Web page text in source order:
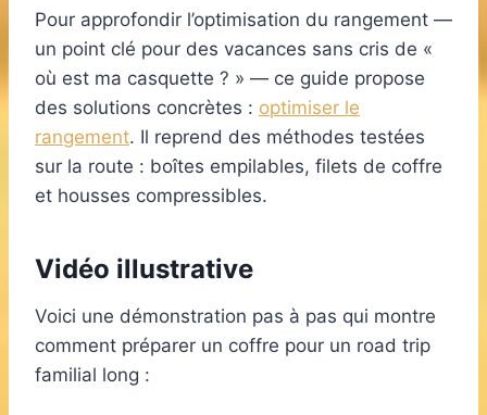
Pour approfondir l’optimisation du rangement —
un point clé pour des vacances sans cris de «
où est ma casquette ? » — ce guide propose
des solutions concrètes : optimiser le
rangement. Il reprend des méthodes testées
sur la route : boîtes empilables, filets de coffre
et housses compressibles.
Vidéo illustrative
Voici une démonstration pas à pas qui montre
comment préparer un coffre pour un road trip
familial long :